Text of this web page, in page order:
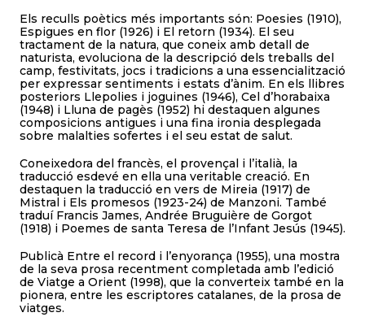
Els reculls poètics més importants són: Poesies (1910),
Espigues en flor (1926) i El retorn (1934). El seu
tractament de la natura, que coneix amb detall de
naturista, evoluciona de la descripció dels treballs del
camp, festivitats, jocs i tradicions a una essencialització
per expressar sentiments i estats d’ànim. En els llibres
posteriors Llepolies i joguines (1946), Cel d’horabaixa
(1948) i Lluna de pagès (1952) hi destaquen algunes
composicions antigues i una fina ironia desplegada
sobre malalties sofertes i el seu estat de salut.
Coneixedora del francès, el provençal i l’italià, la
traducció esdevé en ella una veritable creació. En
destaquen la traducció en vers de Mireia (1917) de
Mistral i Els promesos (1923-24) de Manzoni. També
traduí Francis James, Andrée Bruguière de Gorgot
(1918) i Poemes de santa Teresa de l’Infant Jesús (1945).
Publicà Entre el record i l’enyorança (1955), una mostra
de la seva prosa recentment completada amb l’edició
de Viatge a Orient (1998), que la converteix també en la
pionera, entre les escriptores catalanes, de la prosa de
viatges.